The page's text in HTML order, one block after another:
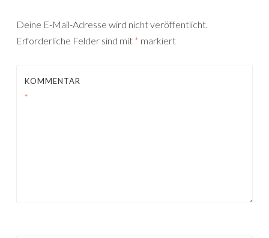
Deine E-Mail-Adresse wird nicht veröffentlicht.
Erforderliche Felder sind mit * markiert
KOMMENTAR
*